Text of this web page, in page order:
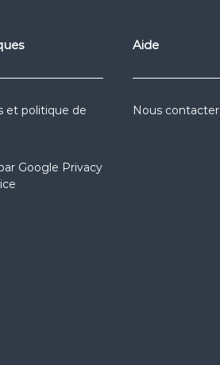
et politique de
Google Privacy
Aide
Nous contacter